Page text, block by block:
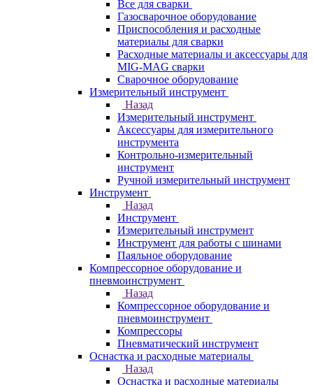
Все для сварки
Газосварочное оборудование
Приспособления и расходные
материалы для сварки
Расходные материалы и аксессуары для
MIG-MAG сварки
Сварочное оборудование
Измерительный инструмент
Назад
Измерительный инструмент
Аксессуары для измерительного
инструмента
Контрольно-измерительный
инструмент
Ручной измерительный инструмент
Инструмент
Назад
Инструмент
Измерительный инструмент
Инструмент для работы с шинами
Паяльное оборудование
Компрессорное оборудование и
пневмоинструмент
Назад
Компрессорное оборудование и
пневмоинструмент
Компрессоры
Пневматический инструмент
Оснастка и расходные материалы
Назад
Оснастка и расходные материалы